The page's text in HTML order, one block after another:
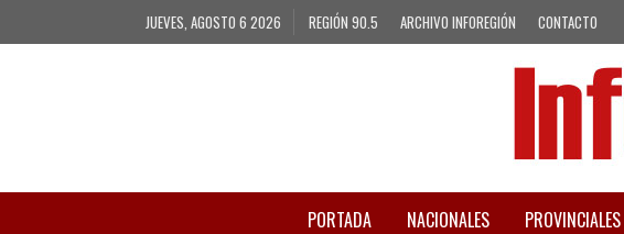
JUEVES, AGOSTO 6 2026 REGIÓN 90.5 ARCHIVO INFOREGIÓN CONTACTO
PORTADA NACIONALES PROVINCIALES